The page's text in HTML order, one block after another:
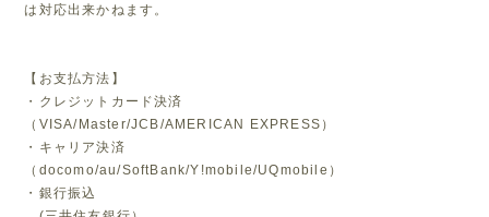
は対応出来かねます。
【お支払方法】
・クレジットカード決済
（VISA/Master/JCB/AMERICAN EXPRESS）
・キャリア決済
（docomo/au/SoftBank/Y!mobile/UQmobile）
・銀行振込